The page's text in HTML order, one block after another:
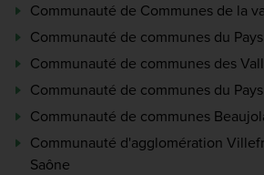
Communauté de Communes de la
Communauté de communes du
Communauté de communes des
Communauté de communes du
Communauté de communes
Communauté d'agglomération
Saône